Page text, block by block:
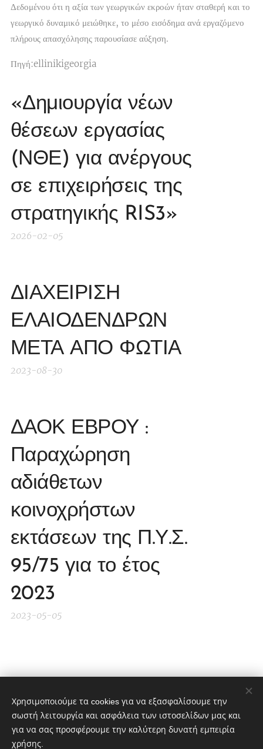
Δεδομένου ότι η αξία των γεωργικών εκροών ήταν σταθερή και το
γεωργικό δυναμικό μειώθηκε, το μέσο εισόδημα ανά εργαζόμενο
πλήρους απασχόλησης παρουσίασε αύξηση.
Πηγή:ellinikigeorgia
«Δημιουργία νέων
θέσεων εργασίας
(ΝΘΕ) για ανέργους
σε επιχειρήσεις της
στρατηγικής RIS3»
2026-02-05
ΔΙΑΧΕΙΡΙΣΗ
ΕΛΑΙΟΔΕΝΔΡΩΝ
ΜΕΤΑ ΑΠΟ ΦΩΤΙΑ
2023-08-30
ΔΑΟΚ ΕΒΡΟΥ :
Παραχώρηση
αδιάθετων
κοινοχρήστων
εκτάσεων της Π.Υ.Σ.
95/75 για το έτος
2023
2023-05-05
Χρησιμοποιούμε τα cookies για να εξασφαλίσουμε την
σωστή λειτουργία και ασφάλεια των ιστοσελίδων μας και
για να σας προσφέρουμε την καλύτερη δυνατή εμπειρία
χρήσης.